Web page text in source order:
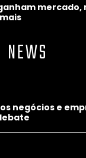
mercado,
NEWS
negócios e